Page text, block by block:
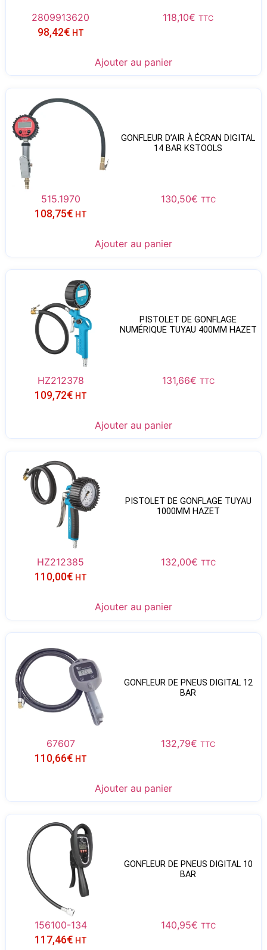
2809913620 118,10€ TTC
98,42€ HT
Ajouter au panier
GONFLEUR D’AIR À ÉCRAN DIGITAL
14 BAR KSTOOLS
515.1970 130,50€ TTC
108,75€ HT
Ajouter au panier
PISTOLET DE GONFLAGE
NUMÉRIQUE TUYAU 400MM HAZET
HZ212378 131,66€ TTC
109,72€ HT
Ajouter au panier
PISTOLET DE GONFLAGE TUYAU
1000MM HAZET
HZ212385 132,00€ TTC
110,00€ HT
Ajouter au panier
GONFLEUR DE PNEUS DIGITAL 12
BAR
67607 132,79€ TTC
110,66€ HT
Ajouter au panier
GONFLEUR DE PNEUS DIGITAL 10
BAR
156100-134 140,95€ TTC
117,46€ HT